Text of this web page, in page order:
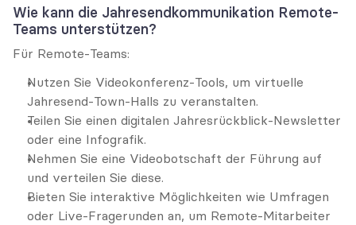
Wie kann die Jahresendkommunikation Remote-
Teams unterstützen?
Für Remote-Teams:
Nutzen Sie Videokonferenz-Tools, um virtuelle
Jahresend-Town-Halls zu veranstalten.
Teilen Sie einen digitalen Jahresrückblick-Newsletter
oder eine Infografik.
Nehmen Sie eine Videobotschaft der Führung auf
und verteilen Sie diese.
Bieten Sie interaktive Möglichkeiten wie Umfragen
oder Live-Fragerunden an, um Remote-Mitarbeiter